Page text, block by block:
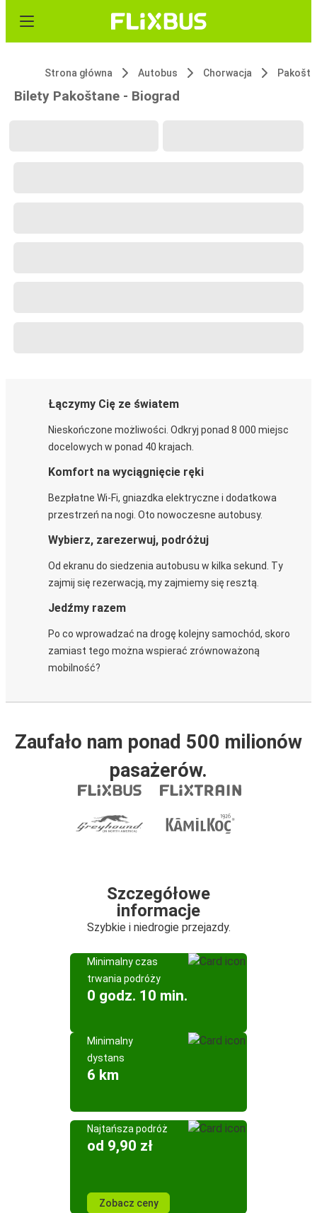
Strona główna Autobus Chorwacja
Bilety Pakoštane - Biograd
Łączymy Cię ze światem
Nieskończone możliwości. Odkryj ponad 8 000 miejsc
docelowych w ponad 40 krajach.
Komfort na wyciągnięcie ręki
Bezpłatne Wi-Fi, gniazdka elektryczne i dodatkowa
przestrzeń na nogi. Oto nowoczesne autobusy.
Wybierz, zarezerwuj, podróżuj
Od ekranu do siedzenia autobusu w kilka sekund. Ty
zajmij się rezerwacją, my zajmiemy się resztą.
Jedźmy razem
Po co wprowadzać na drogę kolejny samochód, skoro
zamiast tego można wspierać zrównoważoną
mobilność?
Zaufało nam ponad 500 milionów
pasażerów.
Szczegółowe
informacje
Szybkie i niedrogie przejazdy.
Minimalny czas
trwania podróży
0 godz. 10 min.
Minimalny
dystans
6 km
Najtańsza podróż
od 9,90 zł
Zobacz ceny